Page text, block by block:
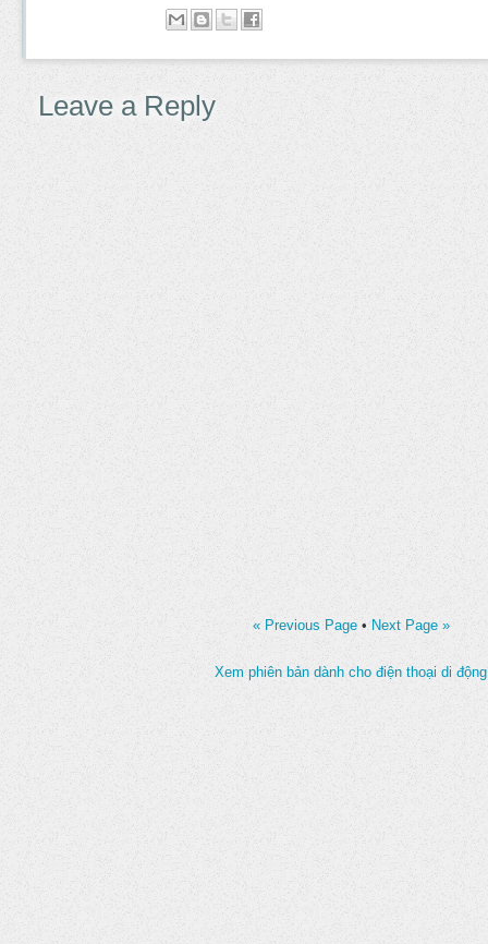
Leave a Reply
« Previous Page • Next Page »
Xem phiên bản dành cho điện thoại di động